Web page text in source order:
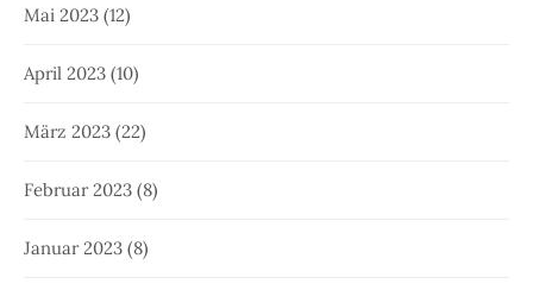
Mai 2023 (12)
April 2023 (10)
März 2023 (22)
Februar 2023 (8)
Januar 2023 (8)